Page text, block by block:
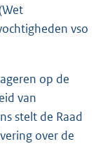
vso
op de
van
stelt de Raad
over de